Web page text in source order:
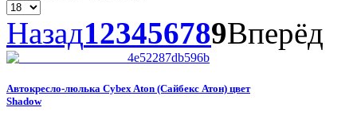
Назад123456789Вперёд
Автокресло-люлька Сybex Aton (Сайбекс Атон) цвет
Shadow